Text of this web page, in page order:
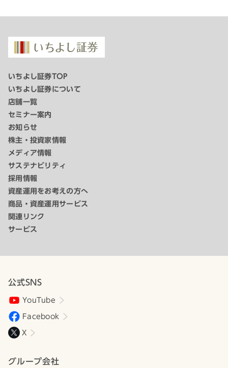
いちよし証券TOP
いちよし証券について
店舗一覧
セミナー案内
お知らせ
株主・投資家情報
メディア情報
サステナビリティ
採用情報
資産運用をお考えの方へ
商品・資産運用サービス
関連リンク
サービス
公式SNS
YouTube
Facebook
X
グループ会社